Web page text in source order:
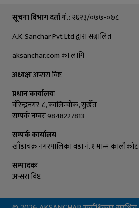
सूचना विभाग दर्ता नं.: २६२३/०७७-०७८
A.K. Sanchar Pvt Ltd द्वारा सञ्चालित
aksanchar.com का लागि
अध्यक्षःअप्सरा विष्ट
प्रधान कार्यालयः
वीरेन्द्रनगर-८, कालिन्चाेक, सुर्खेत
सम्पर्क नम्बरः 9848227813
सम्पर्क कार्यालय
खाँडाचक्र नगरपालिका वडा नं. १ मान्म कालीकाेट
सम्पादकः
अप्सरा विष्ट